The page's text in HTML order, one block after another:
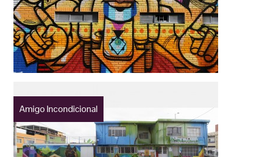
Amigo Incondicional